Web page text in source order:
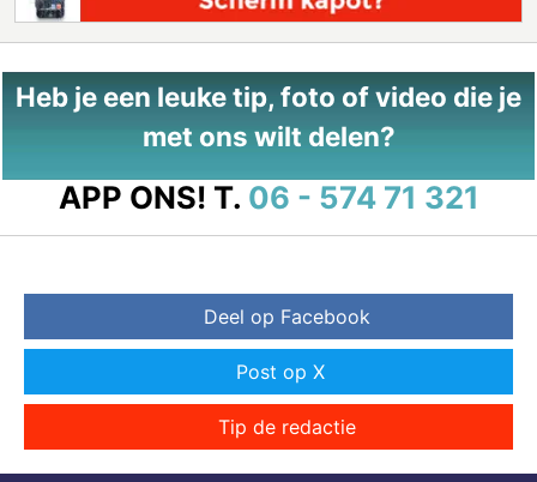
Heb je een leuke tip, foto of video die je
met ons wilt delen?
APP ONS! T. 06 - 574 71 321
Deel op Facebook
Post op X
Tip de redactie